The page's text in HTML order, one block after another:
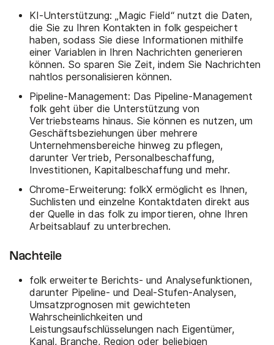
KI-Unterstützung: „Magic Field“ nutzt die Daten,
die Sie zu Ihren Kontakten in folk gespeichert
haben, sodass Sie diese Informationen mithilfe
einer Variablen in Ihren Nachrichten generieren
können. So sparen Sie Zeit, indem Sie Nachrichten
nahtlos personalisieren können.
Pipeline-Management: Das Pipeline-Management
folk geht über die Unterstützung von
Vertriebsteams hinaus. Sie können es nutzen, um
Geschäftsbeziehungen über mehrere
Unternehmensbereiche hinweg zu pflegen,
darunter Vertrieb, Personalbeschaffung,
Investitionen, Kapitalbeschaffung und mehr.
Chrome-Erweiterung: folkX ermöglicht es Ihnen,
Suchlisten und einzelne Kontaktdaten direkt aus
der Quelle in das folk zu importieren, ohne Ihren
Arbeitsablauf zu unterbrechen.
Nachteile
folk erweiterte Berichts- und Analysefunktionen,
darunter Pipeline- und Deal-Stufen-Analysen,
Umsatzprognosen mit gewichteten
Wahrscheinlichkeiten und
Leistungsaufschlüsselungen nach Eigentümer,
Kanal, Branche, Region oder beliebigen